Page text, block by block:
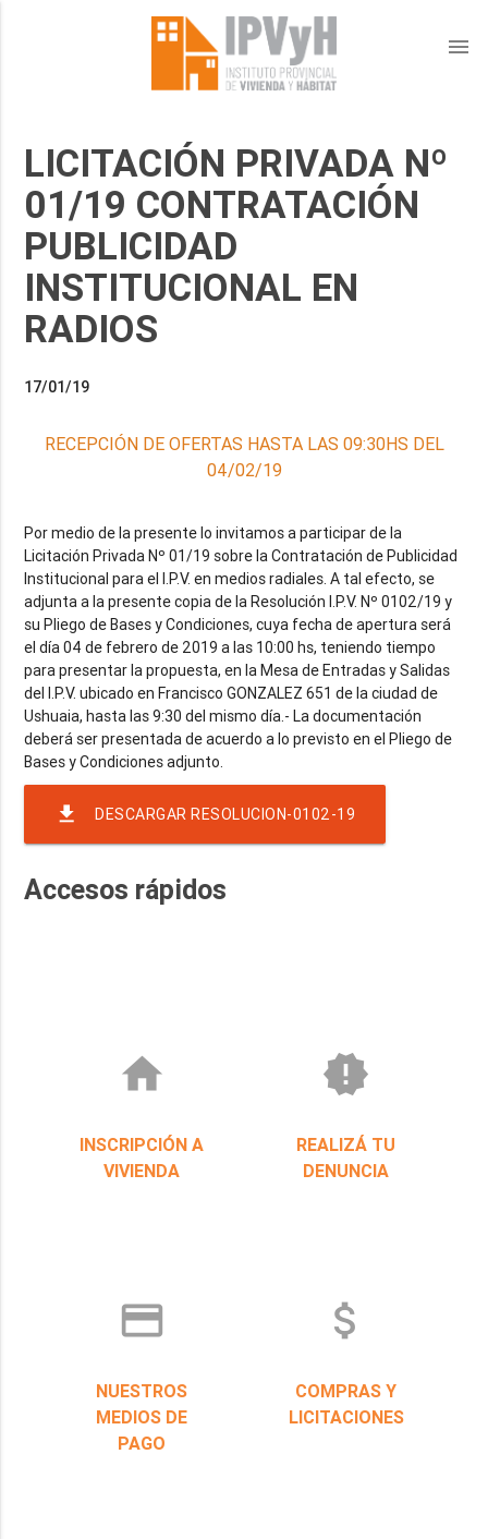
menu
LICITACIÓN PRIVADA Nº
01/19 CONTRATACIÓN
PUBLICIDAD
INSTITUCIONAL EN
RADIOS
17/01/19
RECEPCIÓN DE OFERTAS HASTA LAS 09:30HS DEL
04/02/19
Por medio de la presente lo invitamos a participar de la
Licitación Privada Nº 01/19 sobre la Contratación de Publicidad
Institucional para el I.P.V. en medios radiales. A tal efecto, se
adjunta a la presente copia de la Resolución I.P.V. Nº 0102/19 y
su Pliego de Bases y Condiciones, cuya fecha de apertura será
el día 04 de febrero de 2019 a las 10:00 hs, teniendo tiempo
para presentar la propuesta, en la Mesa de Entradas y Salidas
del I.P.V. ubicado en Francisco GONZALEZ 651 de la ciudad de
Ushuaia, hasta las 9:30 del mismo día.- La documentación
deberá ser presentada de acuerdo a lo previsto en el Pliego de
file_download DESCARGAR RESOLUCION-0102-19
Accesos rápidos
home
INSCRIPCIÓN A
VIVIENDA
new_releases
REALIZÁ TU
DENUNCIA
credit_card
NUESTROS
MEDIOS DE
PAGO
attach_money
COMPRAS Y
LICITACIONES